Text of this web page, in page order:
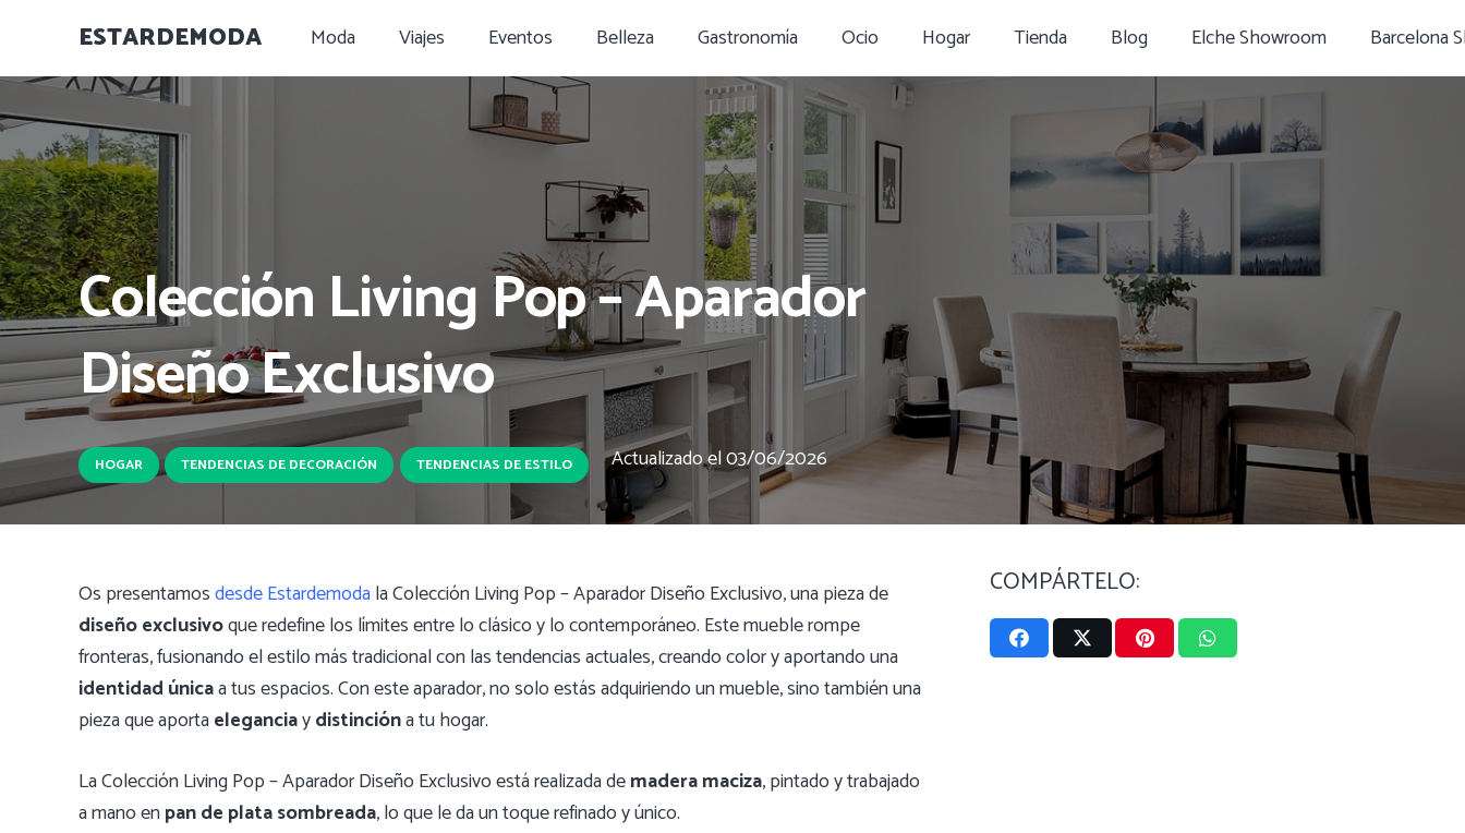
ESTARDEMODA Moda Viajes Eventos Belleza Gastronomía Ocio Hogar Tienda Blog Elche Showroom Barcelona
Colección Living Pop – Aparador
Diseño Exclusivo
HOGAR TENDENCIAS DE DECORACIÓN TENDENCIAS DE ESTILO Actualizado el03/06/2026
Os presentamosdesde Estardemodala Colección Living Pop – Aparador Diseño Exclusivo, una pieza de
diseño exclusivoque redefine los límites entre lo clásico y lo contemporáneo. Este mueble rompe
fronteras, fusionando el estilo más tradicional con las tendencias actuales, creando color y aportando una
identidad únicaa tus espacios. Con este aparador, no solo estás adquiriendo un mueble, sino también una
pieza que aportaeleganciaydistincióna tu hogar.
La Colección Living Pop – Aparador Diseño Exclusivo está realizada demadera maciza, pintado y trabajado
a mano enpan de plata sombreada, lo que le da un toque refinado y único.
COMPÁRTELO: